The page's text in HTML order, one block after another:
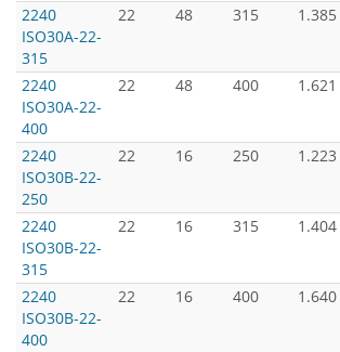
2240
ISO30A-22-
315
22 48 315 1.385
2240
ISO30A-22-
400
22 48 400 1.621
2240
ISO30B-22-
250
22 16 250 1.223
2240
ISO30B-22-
315
22 16 315 1.404
2240
ISO30B-22-
400
22 16 400 1.640